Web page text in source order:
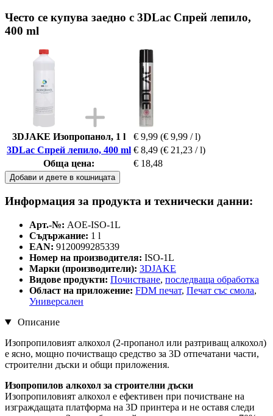
Често се купува заедно с 3DLac Спрей лепило,
400 ml
3DJAKE Изопропанол, 1 l € 9,99 (€ 9,99 / l)
3DLac Спрей лепило, 400 ml € 8,49 (€ 21,23 / l)
Обща цена:
€ 18,48
Добави и двете в кошницата
Информация за продукта и технически данни:
Арт.-№: AOE-ISO-1L
Съдържание: 1 l
EAN: 9120099285339
Номер на производителя: ISO-1L
Марки (производители): 3DJAKE
Видове продукти: Почистване, последваща обработка
Област на приложение: FDM печат, Печат със смола,
Универсален
Описание
Изопропиловият алкохол (2-пропанол или разтриващ алкохол)
е ясно, мощно почистващо средство за 3D отпечатани части,
строителни дъски и общи приложения.
Изопропилов алкохол за строителни дъски
Изопропиловият алкохол е ефективен при почистване на
изграждащата платформа на 3D принтера и не оставя следи